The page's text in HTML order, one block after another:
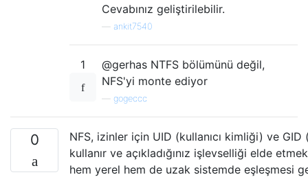
Cevabınız geliştirilebilir.
ankit7540
1
@gerhas NTFS bölümünü değil,
NFS'yi monte ediyor
gogeccc
0
NFS, izinler için UID (kullanıcı kimliği) ve
kullanır ve açıkladığınız işlevselliği elde
hem yerel hem de uzak sistemde eşleşmesi